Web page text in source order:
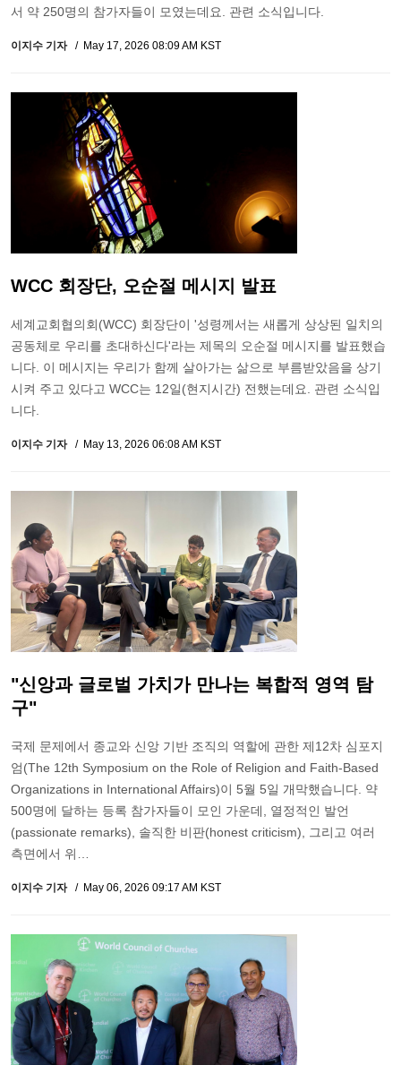
서 약 250명의 참가자들이 모였는데요. 관련 소식입니다.
이지수 기자 May 17, 2026 08:09 AM KST
WCC 회장단, 오순절 메시지 발표
세계교회협의회(WCC) 회장단이 '성령께서는 새롭게 상상된 일치의
공동체로 우리를 초대하신다'라는 제목의 오순절 메시지를 발표했습
니다. 이 메시지는 우리가 함께 살아가는 삶으로 부름받았음을 상기
시켜 주고 있다고 WCC는 12일(현지시간) 전했는데요. 관련 소식입
니다.
이지수 기자 May 13, 2026 06:08 AM KST
"신앙과 글로벌 가치가 만나는 복합적 영역 탐
구"
국제 문제에서 종교와 신앙 기반 조직의 역할에 관한 제12차 심포지
엄(The 12th Symposium on the Role of Religion and Faith-Based
Organizations in International Affairs)이 5월 5일 개막했습니다. 약
500명에 달하는 등록 참가자들이 모인 가운데, 열정적인 발언
(passionate remarks), 솔직한 비판(honest criticism), 그리고 여러
측면에서 위…
이지수 기자 May 06, 2026 09:17 AM KST